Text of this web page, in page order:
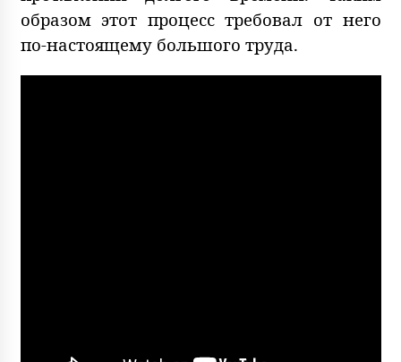
образом этот процесс требовал от него
по-настоящему большого труда.